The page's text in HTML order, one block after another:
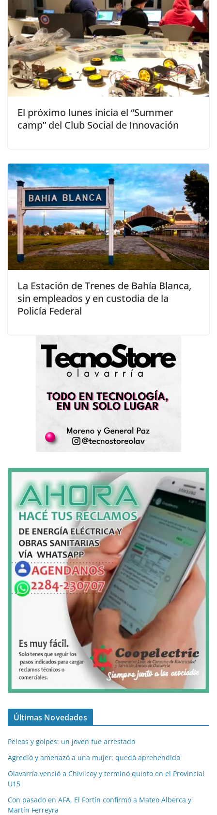
El próximo lunes inicia el “Summer
camp” del Club Social de Innovación
La Estación de Trenes de Bahía Blanca,
sin empleados y en custodia de la
Policía Federal
Últimas Novedades
Peleas y golpes: un joven fue arrestado
Agredió y amenazó a una mujer: quedó aprehendido
Olavarría venció a Chivilcoy y terminó quinto en el Provincial
U15
Con pasado en AFA, El Fortín confirmó a Mateo Alberca y
Martín Ferreyra